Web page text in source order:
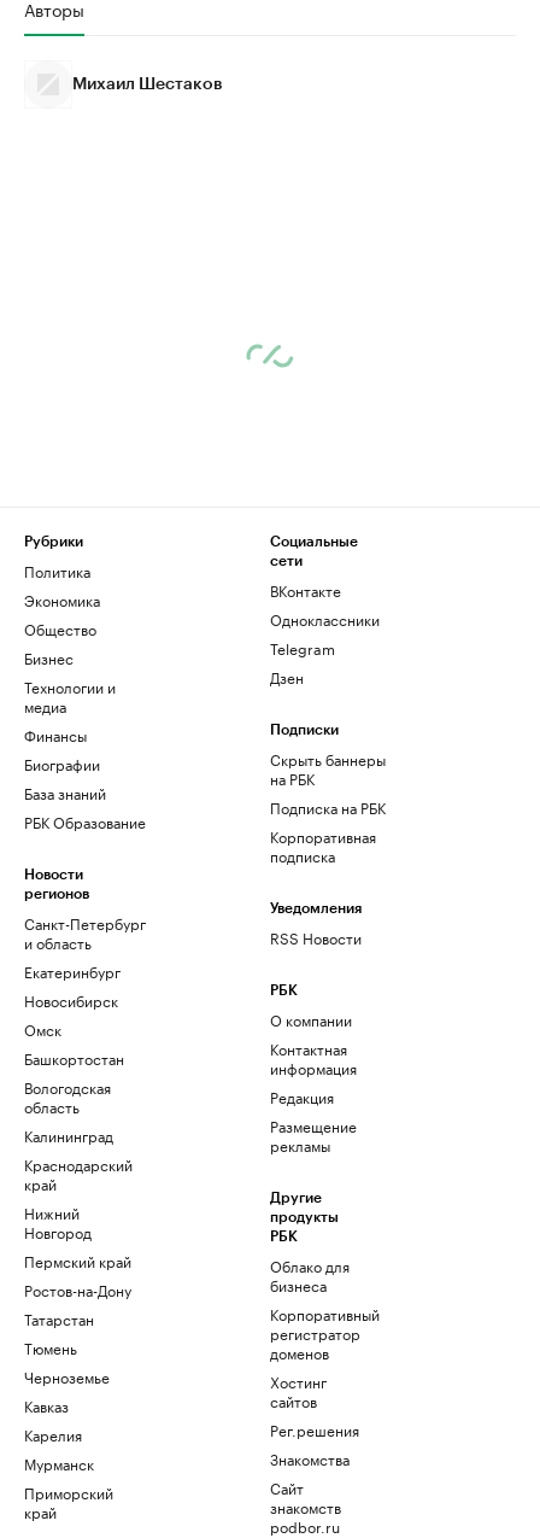
Авторы
Михаил Шестаков
Рубрики
Политика
Экономика
Общество
Бизнес
Технологии и
медиа
Финансы
Биографии
База знаний
РБК Образование
Новости
регионов
Санкт-Петербург
и область
Екатеринбург
Новосибирск
Омск
Башкортостан
Вологодская
область
Калининград
Краснодарский
край
Нижний
Новгород
Пермский край
Ростов-на-Дону
Татарстан
Тюмень
Черноземье
Кавказ
Карелия
Мурманск
Приморский
край
Социальные
сети
ВКонтакте
Одноклассники
Telegram
Дзен
Подписки
Скрыть баннеры
на РБК
Подписка на РБК
Корпоративная
подписка
Уведомления
RSS Новости
РБК
О компании
Контактная
информация
Редакция
Размещение
рекламы
Другие
продукты
РБК
Облако для
бизнеса
Корпоративный
регистратор
доменов
Хостинг
сайтов
Рег.решения
Знакомства
Сайт
знакомств
podbor.ru